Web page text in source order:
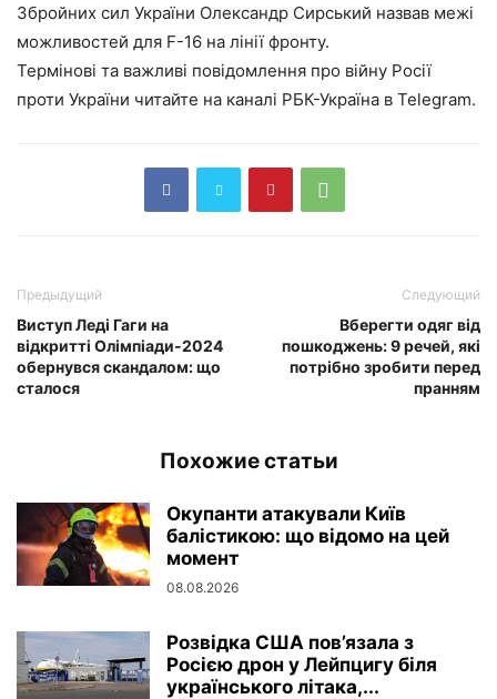
Збройних сил України Олександр Сирський назвав межі
можливостей для F-16 на лінії фронту.
Термінові та важливі повідомлення про війну Росії
проти України читайте на каналі РБК-Україна в Telegram.
Предыдущий
Виступ Леді Гаги на
відкритті Олімпіади-2024
обернувся скандалом: що
сталося
Следующий
Вберегти одяг від
пошкоджень: 9 речей, які
потрібно зробити перед
пранням
Похожие статьи
Окупанти атакували Київ
балістикою: що відомо на цей
момент
08.08.2026
Розвідка США пов’язала з
Росією дрон у Лейпцигу біля
українського літака,...